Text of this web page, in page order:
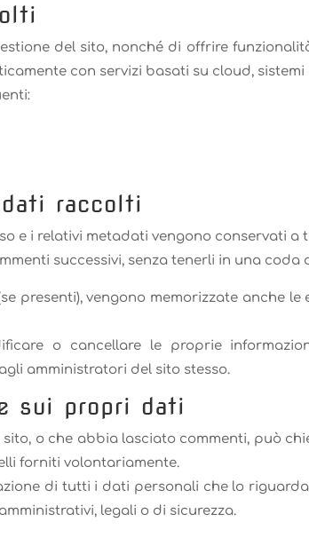
del sito, nonché di offrire
con servizi basati su cloud,
raccolti
e i relativi metadati vengono conservati
successivi, senza tenerli in una coda
presenti), vengono memorizzate anche
o cancellare le proprie
amministratori del sito stesso.
sui propri dati
o che abbia lasciato commenti, può
forniti volontariamente.
di tutti i dati personali che lo
legali o di sicurezza.